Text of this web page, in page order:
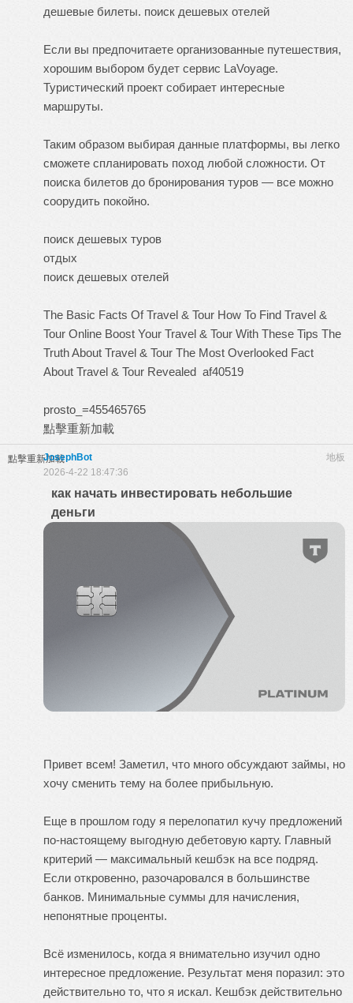
дешевые билеты. поиск дешевых отелей
Если вы предпочитаете организованные путешествия,
хорошим выбором будет сервис LaVoyage.
Туристический проект собирает интересные
маршруты.
Таким образом выбирая данные платформы, вы легко
сможете спланировать поход любой сложности. От
поиска билетов до бронирования туров — все можно
соорудить покойно.
поиск дешевых туров
отдых
поиск дешевых отелей
The Basic Facts Of Travel & Tour How To Find Travel &
Tour Online Boost Your Travel & Tour With These Tips The
Truth About Travel & Tour The Most Overlooked Fact
About Travel & Tour Revealed af40519
prosto_=455465765
點擊重新加載
點擊重新加載 地板
JosephBot
2026-4-22 18:47:36
как начать инвестировать небольшие
деньги
Привет всем! Заметил, что много обсуждают займы, но
хочу сменить тему на более прибыльную.
Еще в прошлом году я перелопатил кучу предложений
по-настоящему выгодную дебетовую карту. Главный
критерий — максимальный кешбэк на все подряд.
Если откровенно, разочаровался в большинстве
банков. Минимальные суммы для начисления,
непонятные проценты.
Всё изменилось, когда я внимательно изучил одно
интересное предложение. Результат меня поразил: это
действительно то, что я искал. Кешбэк действительно